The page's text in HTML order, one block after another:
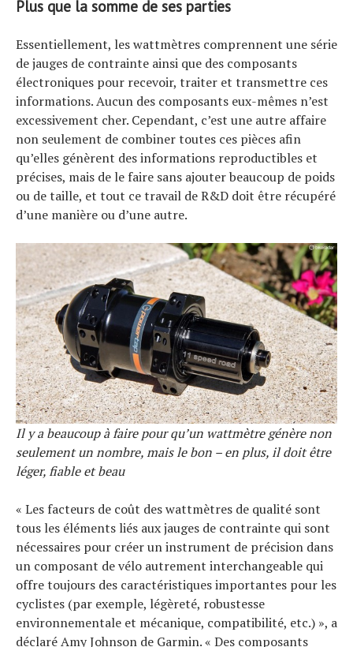
Plus que la somme de ses parties
Essentiellement, les wattmètres comprennent une série
de jauges de contrainte ainsi que des composants
électroniques pour recevoir, traiter et transmettre ces
informations. Aucun des composants eux-mêmes n’est
excessivement cher. Cependant, c’est une autre affaire
non seulement de combiner toutes ces pièces afin
qu’elles génèrent des informations reproductibles et
précises, mais de le faire sans ajouter beaucoup de poids
ou de taille, et tout ce travail de R&D doit être récupéré
d’une manière ou d’une autre.
Il y a beaucoup à faire pour qu’un wattmètre génère non
seulement un nombre, mais le bon – en plus, il doit être
léger, fiable et beau
« Les facteurs de coût des wattmètres de qualité sont
tous les éléments liés aux jauges de contrainte qui sont
nécessaires pour créer un instrument de précision dans
un composant de vélo autrement interchangeable qui
offre toujours des caractéristiques importantes pour les
cyclistes (par exemple, légèreté, robustesse
environnementale et mécanique, compatibilité, etc.) », a
déclaré Amy Johnson de Garmin. « Des composants